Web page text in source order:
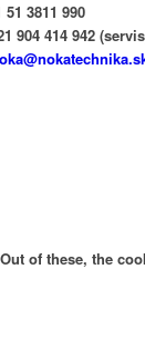
51 3811 990
904 414 942
of these, the